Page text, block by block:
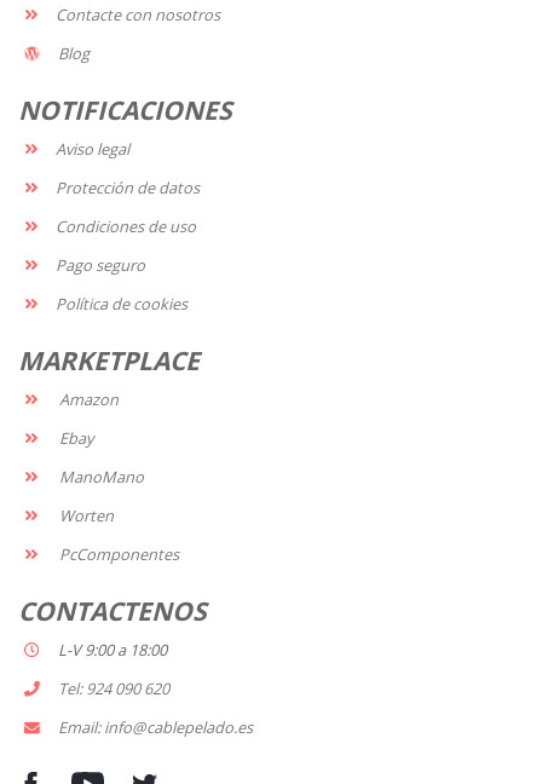
Contacte con nosotros
Blog
NOTIFICACIONES
Aviso legal
Protección de datos
Condiciones de uso
Pago seguro
Política de cookies
MARKETPLACE
Amazon
Ebay
ManoMano
Worten
PcComponentes
CONTACTENOS
L-V 9:00 a 18:00
Tel: 924 090 620
Email: info@cablepelado.es